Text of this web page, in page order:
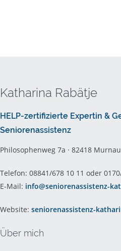
Katharina Rabätje
HELP-zertifizierte Expertin &
Seniorenassistenz
Philosophenweg 7a · 82418
Telefon: 08841/678 10 11 oder
E-Mail: info@seniorenassistenz-
Website: seniorenassistenz-
Über mich